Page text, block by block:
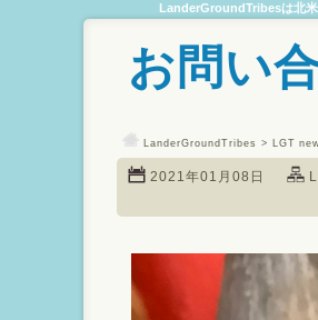
LanderGroundTribesは北米
お問い
LanderGroundTribes > LGT
2021年01月08日